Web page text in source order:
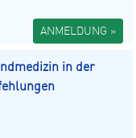
ANMELDUNG »
in der